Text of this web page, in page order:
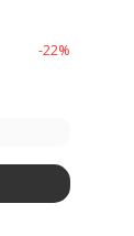
-22%